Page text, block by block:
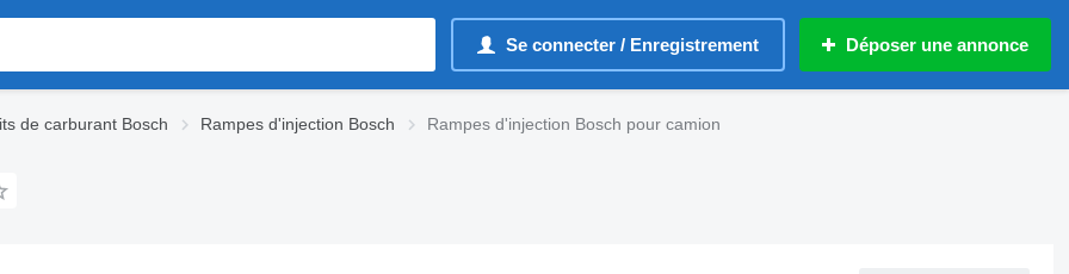
Se connecter / Enregistrement Déposer une annonce
de carburant Bosch Rampes d'injection Bosch Rampes d'injection Bosch pour camion